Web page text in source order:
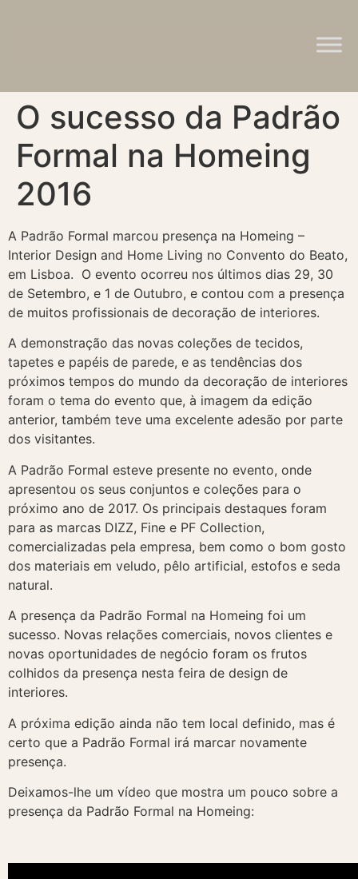
O sucesso da Padrão
Formal na Homeing
2016
A Padrão Formal marcou presença na Homeing –
Interior Design and Home Living no Convento do Beato,
em Lisboa. O evento ocorreu nos últimos dias 29, 30
de Setembro, e 1 de Outubro, e contou com a presença
de muitos profissionais de decoração de interiores.
A demonstração das novas coleções de tecidos,
tapetes e papéis de parede, e as tendências dos
próximos tempos do mundo da decoração de interiores
foram o tema do evento que, à imagem da edição
anterior, também teve uma excelente adesão por parte
dos visitantes.
A Padrão Formal esteve presente no evento, onde
apresentou os seus conjuntos e coleções para o
próximo ano de 2017. Os principais destaques foram
para as marcas DIZZ, Fine e PF Collection,
comercializadas pela empresa, bem como o bom gosto
dos materiais em veludo, pêlo artificial, estofos e seda
natural.
A presença da Padrão Formal na Homeing foi um
sucesso. Novas relações comerciais, novos clientes e
novas oportunidades de negócio foram os frutos
colhidos da presença nesta feira de design de
interiores.
A próxima edição ainda não tem local definido, mas é
certo que a Padrão Formal irá marcar novamente
presença.
Deixamos-lhe um vídeo que mostra um pouco sobre a
presença da Padrão Formal na Homeing: